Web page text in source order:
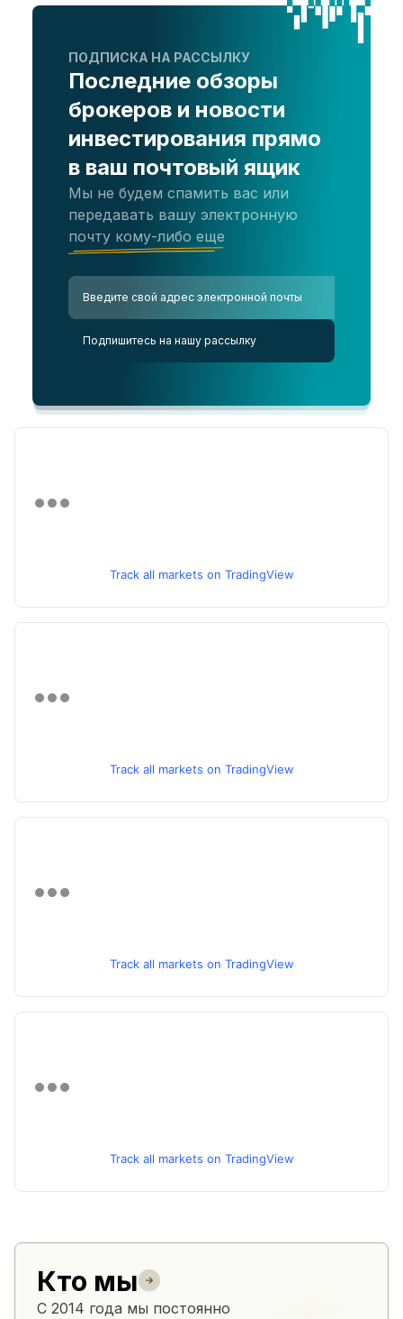
ПОДПИСКА НА РАССЫЛКУ
Последние обзоры
брокеров и новости
инвестирования прямо
в ваш почтовый ящик
Мы не будем спамить вас или
передавать вашу электронную
почту кому-либо еще
Track all markets on TradingView
Track all markets on TradingView
Track all markets on TradingView
Track all markets on TradingView
Кто мы
С 2014 года мы постоянно